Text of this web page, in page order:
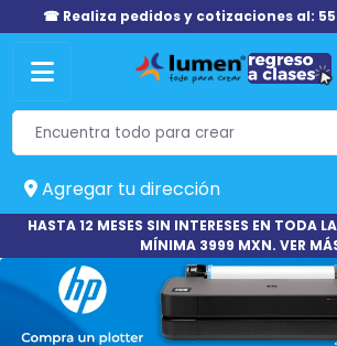
☎ Realiza pedidos y cotizaciones al:
Agregar tu dirección
HASTA 12 MESES SIN INTERESES EN TODA
MÍNIMA 3999 MXN. VER